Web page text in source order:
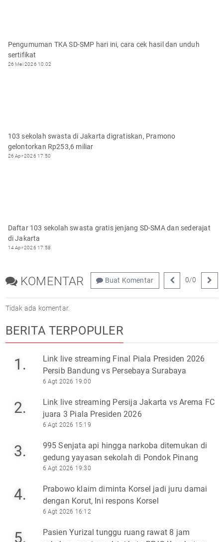
Pengumuman TKA SD-SMP hari ini, cara cek hasil dan unduh
sertifikat
26 Mei 2026 10:02
103 sekolah swasta di Jakarta digratiskan, Pramono
gelontorkan Rp253,6 miliar
26 Apr 2026 17:50
Daftar 103 sekolah swasta gratis jenjang SD-SMA dan sederajat
di Jakarta
14 Apr 2026 17:58
KOMENTAR Buat Komentar 0/0
Tidak ada komentar.
BERITA TERPOPULER
1.
Link live streaming Final Piala Presiden 2026
Persib Bandung vs Persebaya Surabaya
6 Agt 2026 19:00
2.
Link live streaming Persija Jakarta vs Arema FC
juara 3 Piala Presiden 2026
6 Agt 2026 15:19
3.
995 Senjata api hingga narkoba ditemukan di
gedung yayasan sekolah di Pondok Pinang
6 Agt 2026 19:30
4.
Prabowo klaim diminta Korsel jadi juru damai
dengan Korut, Ini respons Korsel
6 Agt 2026 16:12
5.
Pasien Yurizal tunggu ruang rawat 8 jam